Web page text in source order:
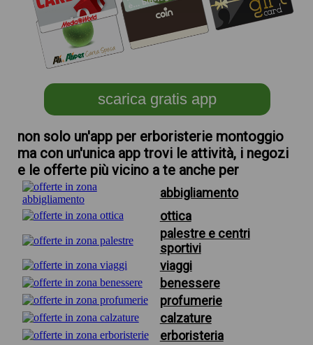
scarica gratis app
non solo un'app per erboristerie montoggio
ma con un'unica app trovi le attività, i negozi
e le offerte più vicino a te anche per
abbigliamento
ottica
palestre e centri
sportivi
viaggi
benessere
profumerie
calzature
erboristeria